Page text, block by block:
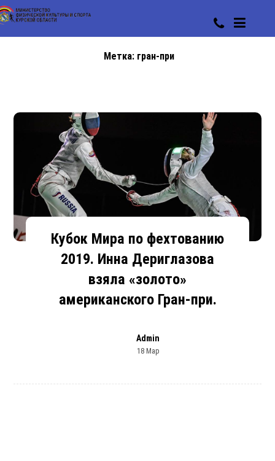
Метка: гран-при
Кубок Мира по фехтованию
2019. Инна Дериглазова
взяла «золото»
американского Гран-при.
Admin
18 Мар